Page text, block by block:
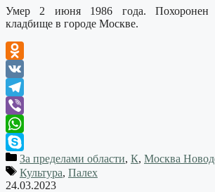
Умер 2 июня 1986 года. Похоронен
кладбище в городе Москве.
Odnoklassniki
VK
Telegram
Viber
WhatsApp
SkypeЗа пределами области, К, Москва
Культура, Палех
24.03.2023